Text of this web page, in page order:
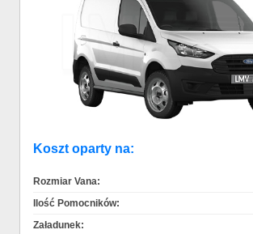
Koszt oparty na:
Rozmiar Vana:
Ilość Pomocników:
Załadunek: